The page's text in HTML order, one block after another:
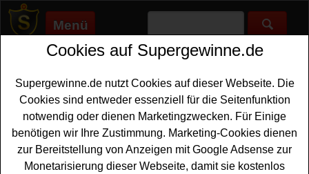
Menü
Supergewinne.de>Gewinnspiele>Reise Gewinnspiele>CEWE
Anzeige:
CEWE Gewinnspiel - bei CEWE
Photo Award Reise gewinnen
Cookies auf Supergewinne.de
Supergewinne.de nutzt Cookies auf dieser Webseite. Die
Cookies sind entweder essenziell für die Seitenfunktion
notwendig oder dienen Marketingzwecken. Für Einige
benötigen wir Ihre Zustimmung. Marketing-Cookies dienen
zur Bereitstellung von Anzeigen mit Google Adsense zur
Monetarisierung dieser Webseite, damit sie kostenlos